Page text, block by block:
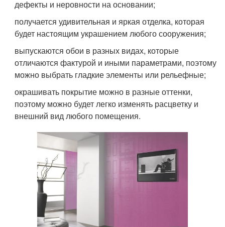
дефекты и неровности на основании;
получается удивительная и яркая отделка, которая
будет настоящим украшением любого сооружения;
выпускаются обои в разных видах, которые
отличаются фактурой и иными параметрами, поэтому
можно выбрать гладкие элементы или рельефные;
окрашивать покрытие можно в разные оттенки,
поэтому можно будет легко изменять расцветку и
внешний вид любого помещения.